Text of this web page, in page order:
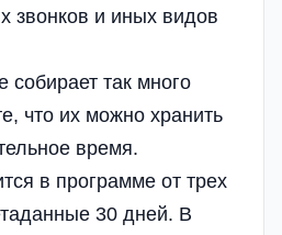
звонков и иных видов
собирает так много
что их можно хранить
время.
в программе от трех
30 дней. В